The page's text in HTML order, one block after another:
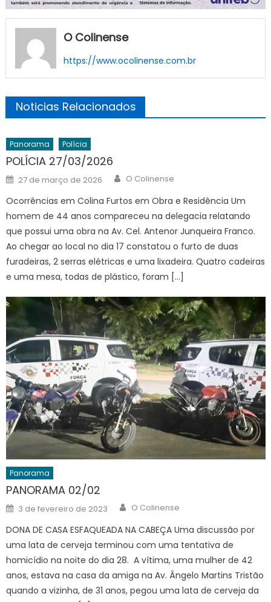
O Colinense
https://www.ocolinense.com.br
Noticias Relacionados
Panorama Polícia
POLÍCIA 27/03/2026
Posted
on
27 de março de 2026 Author
O Colinense
Ocorrências em Colina Furtos em Obra e Residência Um
homem de 44 anos compareceu na delegacia relatando
que possui uma obra na Av. Cel. Antenor Junqueira Franco.
Ao chegar ao local no dia 17 constatou o furto de duas
furadeiras, 2 serras elétricas e uma lixadeira. Quatro cadeiras
e uma mesa, todas de plástico, foram […]
Panorama
PANORAMA 02/02
Posted
on
3 de fevereiro de 2023 Author
O Colinense
DONA DE CASA ESFAQUEADA NA CABEÇA Uma discussão por
uma lata de cerveja terminou com uma tentativa de
homicídio na noite do dia 28. A vítima, uma mulher de 42
anos, estava na casa da amiga na Av. Ângelo Martins Tristão
quando a vizinha, de 31 anos, pegou uma lata de cerveja da